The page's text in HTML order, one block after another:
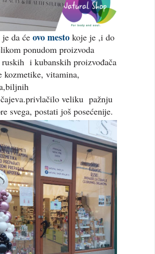
je da ćeovo mesto koje je ,i do
ponudom proizvoda
ruskih i kubanskih proizvođača
kozmetike, vitamina,
veliku pažnju
svega, postati još posećenije.